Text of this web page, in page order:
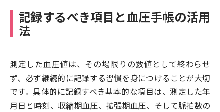
記録するべき項目と血圧手帳の活用
法
測定した血圧値は、その場限りの数値として終わらせ
ず、必ず継続的に記録する習慣を身につけることが大切
です。具体的に記録すべき基本的な項目は、測定した年
月日と時刻、収縮期血圧、拡張期血圧、そして脈拍数の